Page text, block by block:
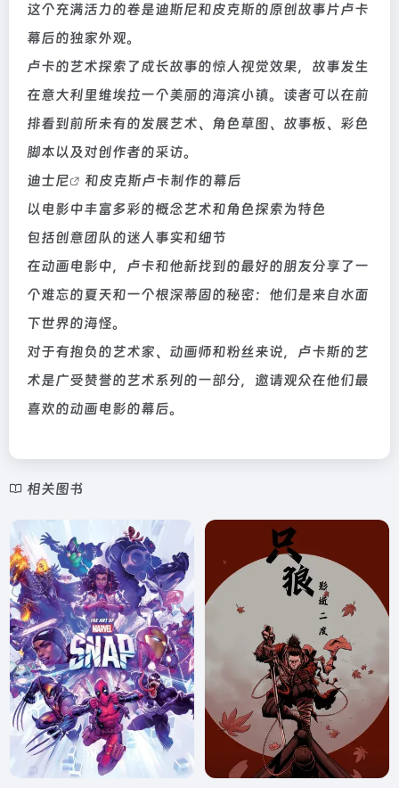
这个充满活力的卷是迪斯尼和皮克斯的原创故事片卢卡
幕后的独家外观。
卢卡的艺术探索了成长故事的惊人视觉效果，故事发生
在意大利里维埃拉一个美丽的海滨小镇。读者可以在前
排看到前所未有的发展艺术、角色草图、故事板、彩色
脚本以及对创作者的采访。
迪士尼
和皮克斯卢卡制作的幕后
以电影中丰富多彩的概念艺术和角色探索为特色
包括创意团队的迷人事实和细节
在动画电影中，卢卡和他新找到的最好的朋友分享了一
个难忘的夏天和一个根深蒂固的秘密：他们是来自水面
下世界的海怪。
对于有抱负的艺术家、动画师和粉丝来说，卢卡斯的艺
术是广受赞誉的艺术系列的一部分，邀请观众在他们最
喜欢的动画电影的幕后。
相关图书